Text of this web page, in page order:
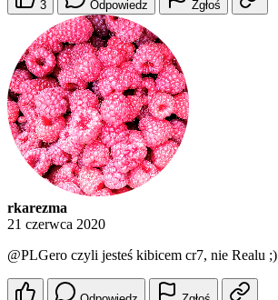
3 Odpowiedz Zgłoś
rkarezma
21 czerwca 2020
@PLGero czyli jesteś kibicem cr7, nie Realu ;)